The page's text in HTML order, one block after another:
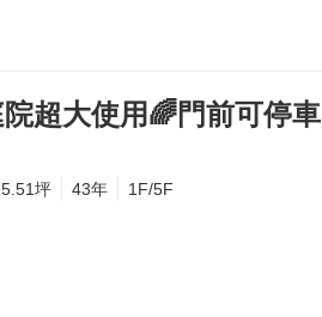
超大使用🌈門前可停車
坪 43年 1F/5F